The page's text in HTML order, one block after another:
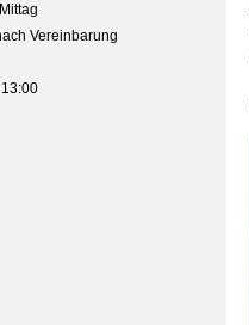
Vereinbarung